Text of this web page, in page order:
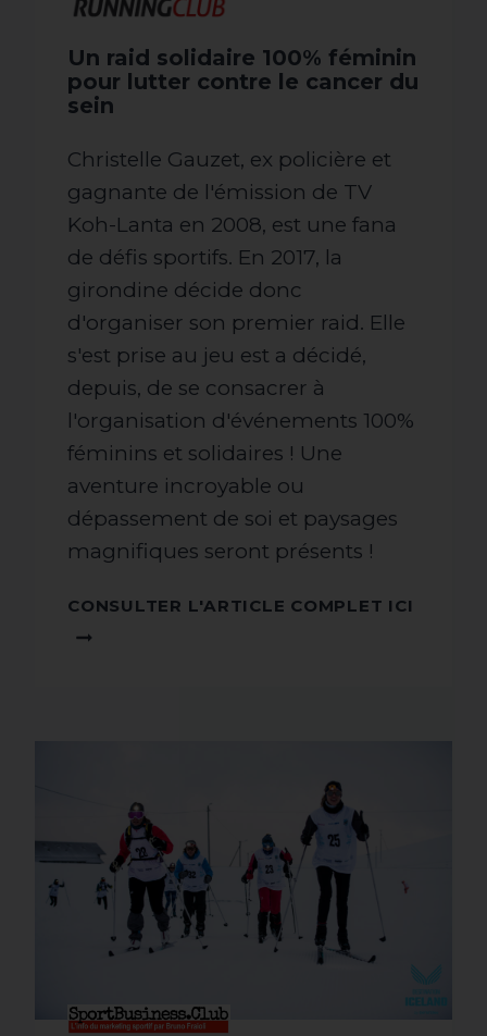
Un raid solidaire 100% féminin
pour lutter contre le cancer du
sein
Christelle Gauzet, ex policière et
gagnante de l'émission de TV
Koh-Lanta en 2008, est une fana
de défis sportifs. En 2017, la
girondine décide donc
d'organiser son premier raid. Elle
s'est prise au jeu est a décidé,
depuis, de se consacrer à
l'organisation d'événements 100%
féminins et solidaires ! Une
aventure incroyable ou
dépassement de soi et paysages
magnifiques seront présents !
CONSULTER L'ARTICLE COMPLET ICI